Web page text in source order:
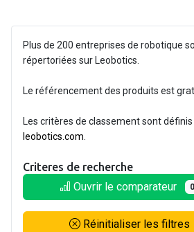
Plus de 200 entreprises de robotique
répertoriées sur Leobotics.
Le référencement des produits est
Les critères de classement sont
leobotics.com
Criteres de recherche
Ouvrir le comparateur 0
Réinitialiser les filtres